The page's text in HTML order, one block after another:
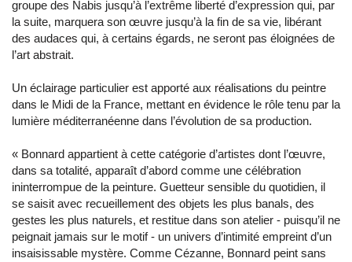
groupe des Nabis jusqu’à l’extrême liberté d’expression qui, par
la suite, marquera son œuvre jusqu’à la fin de sa vie, libérant
des audaces qui, à certains égards, ne seront pas éloignées de
l’art abstrait.
Un éclairage particulier est apporté aux réalisations du peintre
dans le Midi de la France, mettant en évidence le rôle tenu par la
lumière méditerranéenne dans l’évolution de sa production.
« Bonnard appartient à cette catégorie d’artistes dont l’œuvre,
dans sa totalité, apparaît d’abord comme une célébration
ininterrompue de la peinture. Guetteur sensible du quotidien, il
se saisit avec recueillement des objets les plus banals, des
gestes les plus naturels, et restitue dans son atelier - puisqu’il ne
peignait jamais sur le motif - un univers d’intimité empreint d’un
insaisissable mystère. Comme Cézanne, Bonnard peint sans